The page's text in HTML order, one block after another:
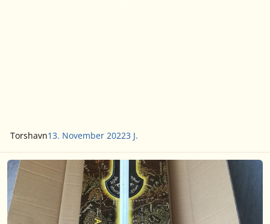
Torshavn13. November 20223 J.
Biete hier "Anduril - Flamme des Westens" (NEU/OVP) sowie